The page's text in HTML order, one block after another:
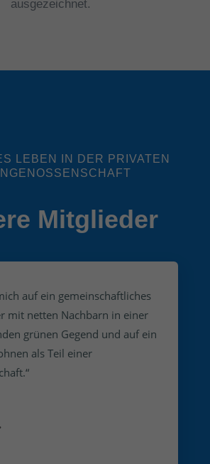
ausgezeichnet.
LEBEN IN DER PRIVATEN
Mitglieder
auf ein gemeinschaftliches
mit netten Nachbarn in einer
grünen Gegend und auf ein
als Teil einer